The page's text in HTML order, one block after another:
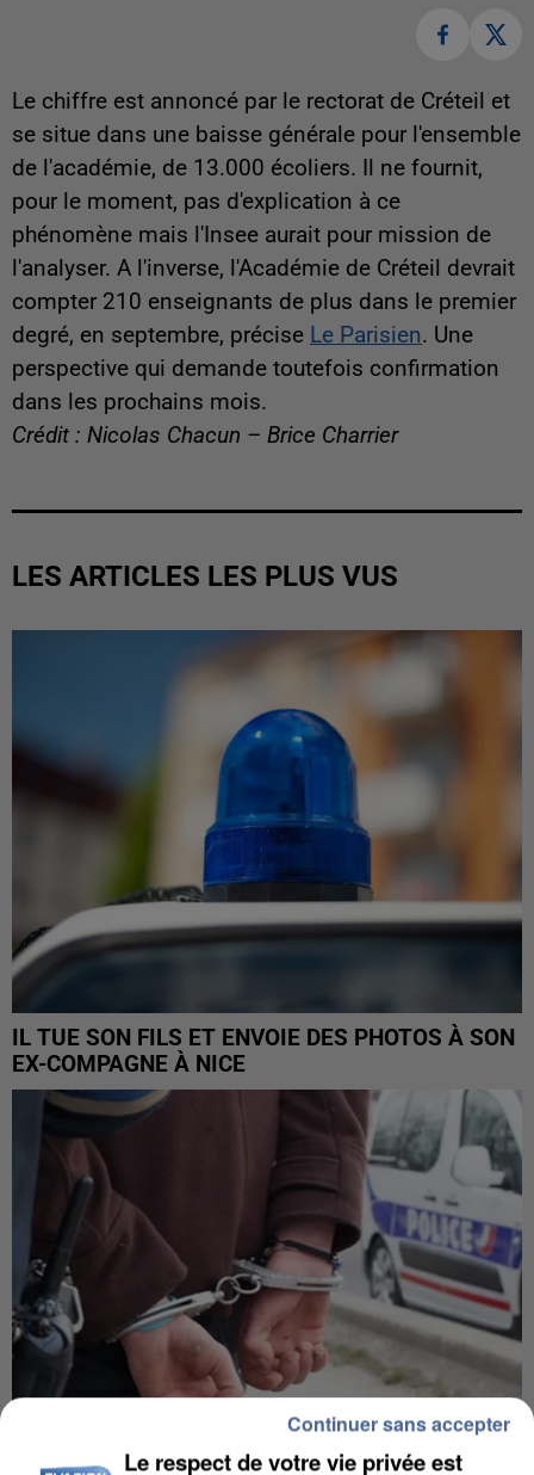
Le chiffre est annoncé par le rectorat de Créteil et
se situe dans une baisse générale pour l'ensemble
de l'académie, de 13.000 écoliers. Il ne fournit,
pour le moment, pas d'explication à ce
phénomène mais l'Insee aurait pour mission de
l'analyser. A l'inverse, l'Académie de Créteil devrait
compter 210 enseignants de plus dans le premier
degré, en septembre, précise Le Parisien. Une
perspective qui demande toutefois confirmation
dans les prochains mois.
Crédit : Nicolas Chacun – Brice Charrier
LES ARTICLES LES PLUS VUS
IL TUE SON FILS ET ENVOIE DES PHOTOS À SON
EX-COMPAGNE À NICE
Le respect de votre vie privée est
Continuer sans accepter